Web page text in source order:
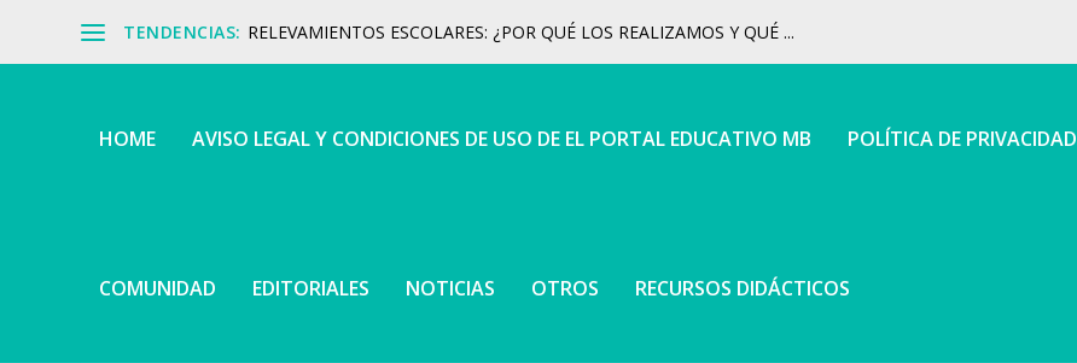
TENDENCIAS: RELEVAMIENTOS ESCOLARES: ¿POR QUÉ LOS REALIZAMOS Y QUÉ ...
HOME AVISO LEGAL Y CONDICIONES DE USO DE EL PORTAL EDUCATIVO MB POLÍTICA DE PRIVACIDAD
COMUNIDAD EDITORIALES NOTICIAS OTROS RECURSOS DIDÁCTICOS